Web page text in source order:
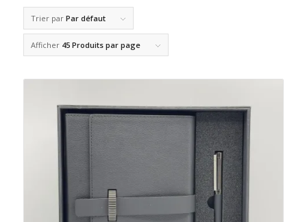
Trier par Par défaut
Afficher 45 Produits par page